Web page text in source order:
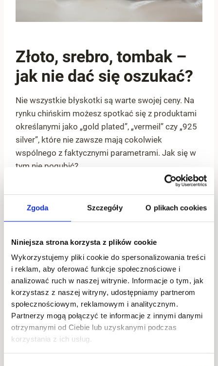
Zgoda Szczegóły O plikach cookies
Niniejsza strona korzysta z plików cookie
Wykorzystujemy pliki cookie do spersonalizowania treści
i reklam, aby oferować funkcje społecznościowe i
analizować ruch w naszej witrynie. Informacje o tym, jak
korzystasz z naszej witryny, udostępniamy partnerom
społecznościowym, reklamowym i analitycznym.
Partnerzy mogą połączyć te informacje z innymi danymi
otrzymanymi od Ciebie lub uzyskanymi podczas
korzystania z ich usług.
Złoto, srebro, tombak –
jak nie dać się oszukać?
Nie wszystkie błyskotki są warte swojej ceny. Na
rynku chińskim możesz spotkać się z produktami
określanymi jako „gold plated”, „vermeil” czy „925
silver”, które nie zawsze mają cokolwiek
wspólnego z faktycznymi parametrami. Jak się w
tym nie pogubić?
Złoto– prawdziwe złoto powinno mieć
wyraźną próbę, np. 585, 750 itp. Biżuteria
pozłacana jest zdecydowanie tańsza, ale
skutkuje szybkim ścieraniem się powłoki.
Upewnij się, że producent informuje jasno o
grubości warstwy złota (np. 3 mikrony).
– biżuteria srebrna z Chin powinna być
wykonana ze srebra próby 925. Niestety,
często spotyka się stopy niskiej jakości lub
posrebrzane metale, które szybko czernieją.
Dobrym rozwiązaniem jest zamówienie
niezależnego testu chemicznego